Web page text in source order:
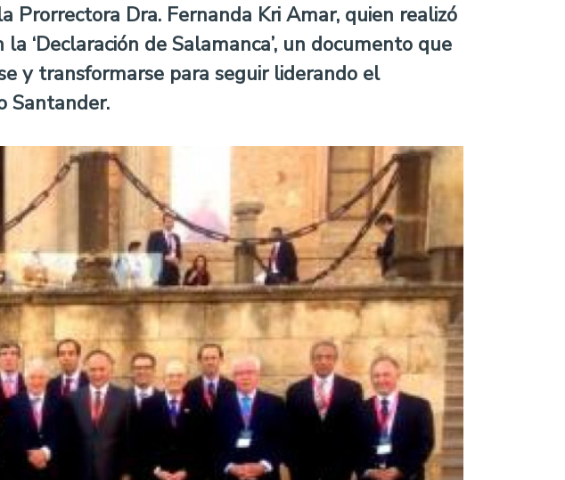
Prorrectora Dra. Fernanda Kri Amar, quien realizó
‘Declaración de Salamanca’, un documento que
y transformarse para seguir liderando el
Santander.